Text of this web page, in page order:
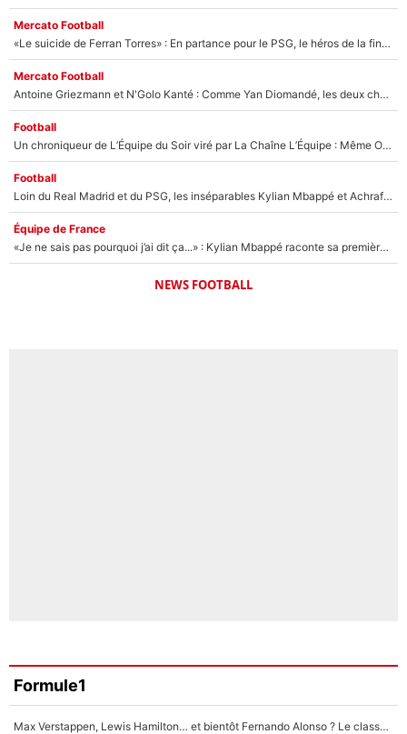
Mercato Football
«Le suicide de Ferran Torres» : En partance pour le PSG, le héros de la finale de la Coupe du monde s'attire les foudres de la presse espagnole !
Mercato Football
Antoine Griezmann et N'Golo Kanté : Comme Yan Diomandé, les deux champions du monde ont refusé de signer au PSG !
Football
Un chroniqueur de L’Équipe du Soir viré par La Chaîne L’Équipe : Même Olivier Ménard n’avait pas pu empêcher son départ, «je l’ai appris sur Twitter, je l’ai vécu assez mal»
Football
Loin du Real Madrid et du PSG, les inséparables Kylian Mbappé et Achraf Hakimi changent d'équipe le temps d'une journée !
Équipe de France
«Je ne sais pas pourquoi j’ai dit ça...» : Kylian Mbappé raconte sa première rencontre avec Zinédine Zidane (et c’est très drôle)
NEWS FOOTBALL
Formule1
Max Verstappen, Lewis Hamilton… et bientôt Fernando Alonso ? Le classement des pilotes les mieux payés en Formule 1 risque de changer !